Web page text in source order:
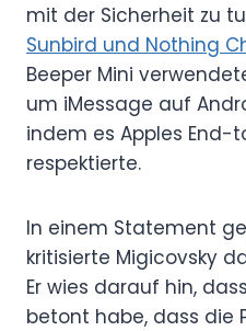
mit der Sicherheit zu
Sunbird und Nothing
Beeper Mini
um iMessage auf
indem es Apples End-
respektierte.
In einem Statement
kritisierte Migicovsky
Er wies darauf hin,
betont habe, dass die